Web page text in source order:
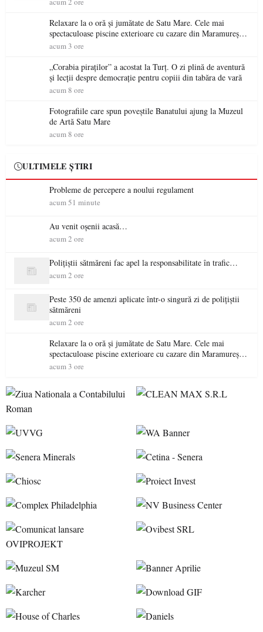
Relaxare la o oră și jumătate de Satu Mare. Cele mai
spectaculoase piscine exterioare cu cazare din Maramureș,
ideale pentru o escapadă de vară
acum 3 ore
„Corabia piraților” a acostat la Turț. O zi plină de aventură
și lecții despre democrație pentru copiii din tabăra de vară
acum 8 ore
Fotografiile care spun poveștile Banatului ajung la Muzeul
de Artă Satu Mare
acum 8 ore
ULTIMELE ȘTIRI
Probleme de percepere a noului regulament
acum 51 minute
Au venit oșenii acasă…
acum 2 ore
Polițiștii sătmăreni fac apel la responsabilitate în trafic…
acum 2 ore
Peste 350 de amenzi aplicate într-o singură zi de polițiștii
sătmăreni
acum 2 ore
Relaxare la o oră și jumătate de Satu Mare. Cele mai
spectaculoase piscine exterioare cu cazare din Maramureș,
ideale pentru o escapadă de vară
acum 3 ore